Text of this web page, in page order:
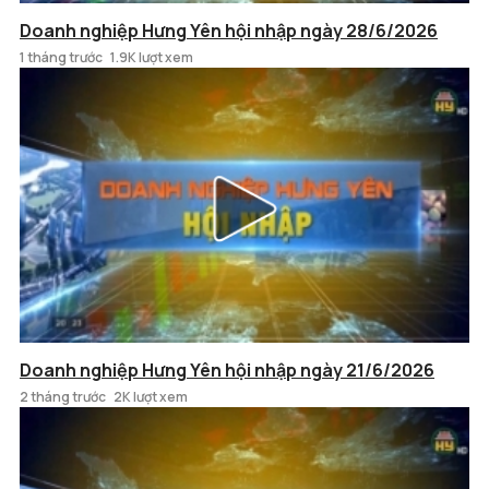
Doanh nghiệp Hưng Yên hội nhập ngày 28/6/2026
1 tháng trước 1.9K lượt xem
Doanh nghiệp Hưng Yên hội nhập ngày 21/6/2026
2 tháng trước 2K lượt xem